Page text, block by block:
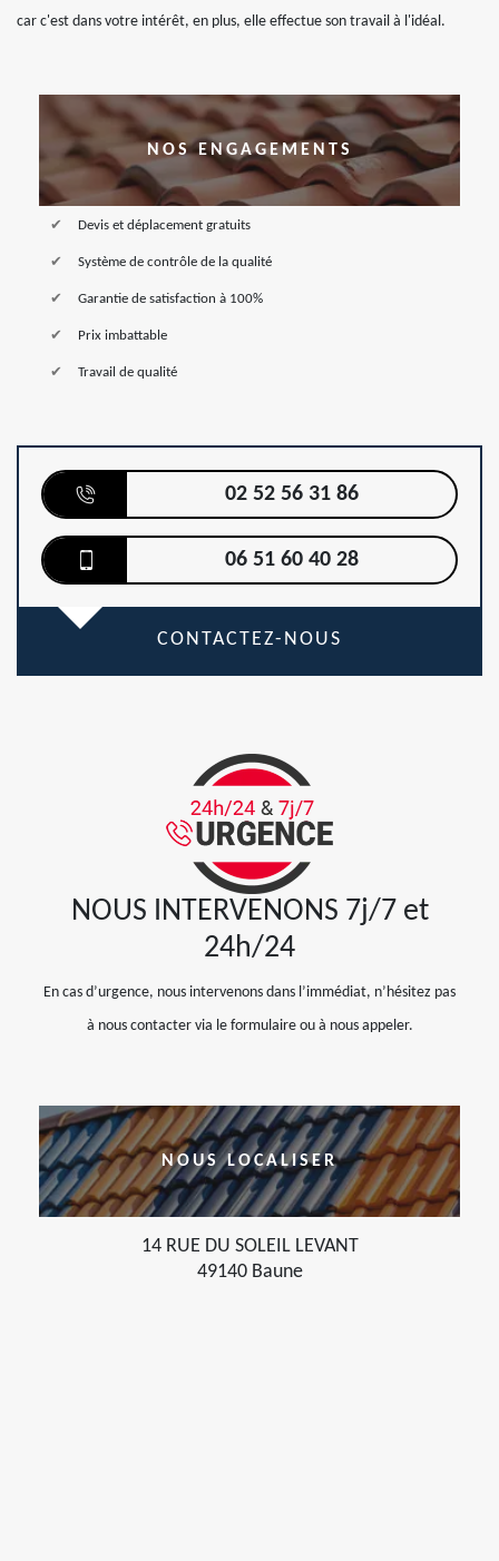
car c'est dans votre intérêt, en plus, elle effectue son travail à l'idéal.
NOS ENGAGEMENTS
Devis et déplacement gratuits
Système de contrôle de la qualité
Garantie de satisfaction à 100%
Prix imbattable
Travail de qualité
02 52 56 31 86
06 51 60 40 28
CONTACTEZ-NOUS
NOUS INTERVENONS 7j/7 et
24h/24
En cas d’urgence, nous intervenons dans l’immédiat, n’hésitez pas
à nous contacter via le formulaire ou à nous appeler.
NOUS LOCALISER
14 RUE DU SOLEIL LEVANT
49140 Baune